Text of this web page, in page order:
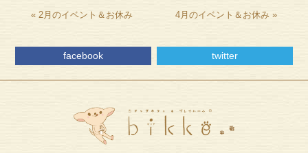
« 2月のイベント＆お休み 4月のイベント＆お休み»
facebook twitter